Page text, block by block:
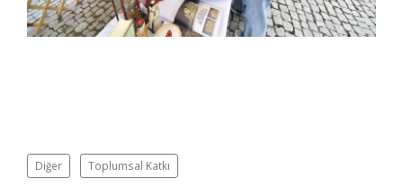
Diğer Toplumsal Katkı